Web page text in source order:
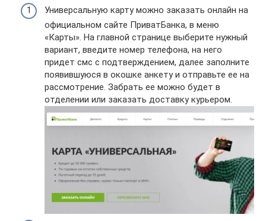
Универсальную карту можно заказать онлайн на
официальном сайте ПриватБанка, в меню
«Карты». На главной странице выберите нужный
вариант, введите номер телефона, на него
придет смс с подтверждением, далее заполните
появившуюся в окошке анкету и отправьте ее на
рассмотрение. Забрать ее можно будет в
отделении или заказать доставку курьером.